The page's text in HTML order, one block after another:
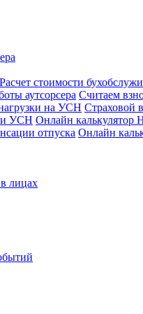
Расчет стоимости
аутсорсера Считаем
на УСН Страховой
и УСН Онлайн
отпуска Онлайн
лицах